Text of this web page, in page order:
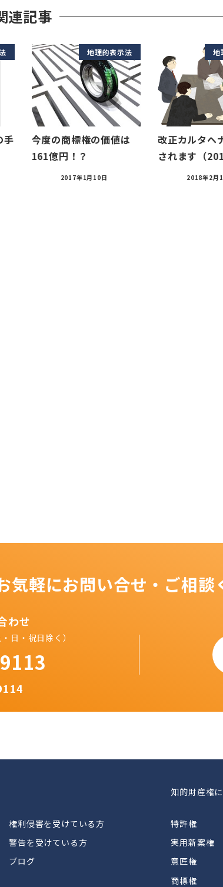
連記事
手
地理的表示法
今度の商標権の価値は
161億円！？
2017年1月10日
地
改正カルタヘ
されます（
2018年2月
気軽にお問い合せ・ご相談
わせ
日・祝日除く）
権利侵害を受けている方
警告を受けている方
ブログ
知的財産権
特許権
実用新案権
意匠権
商標権